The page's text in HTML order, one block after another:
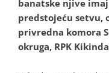
banatske njive
predstojeću setvu,
privredna komora
okruga, RPK